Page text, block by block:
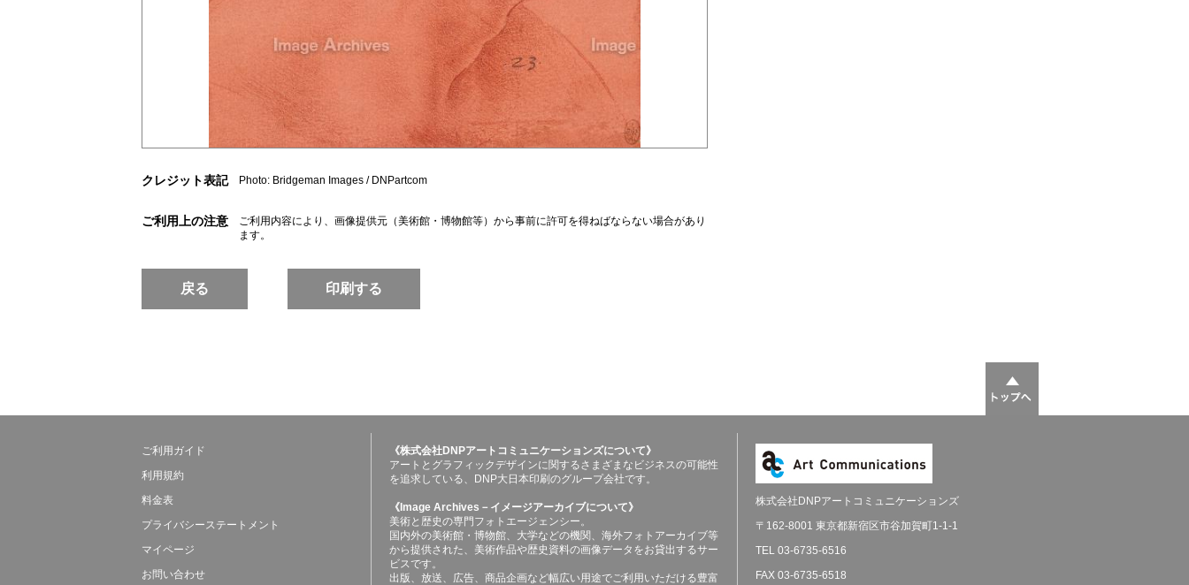
クレジット表記 Photo: Bridgeman Images / DNPartcom
ご利用上の注意
ご利用内容により、画像提供元（美術館・博物館等）から事前に許可を得ねばならない場合があり
ます。
戻る 印刷する
ご利用ガイド
利用規約
料金表
プライバシーステートメント
マイページ
お問い合わせ
《株式会社DNPアートコミュニケーションズについて》
アートとグラフィックデザインに関するさまざまなビジネスの可能性
を追求している、DNP大日本印刷のグループ会社です。
《Image Archives－イメージアーカイブについて》
美術と歴史の専門フォトエージェンシー。
国内外の美術館・博物館、大学などの機関、海外フォトアーカイブ等
から提供された、美術作品や歴史資料の画像データをお貸出するサー
ビスです。
出版、放送、広告、商品企画など幅広い用途でご利用いただける豊富
株式会社DNPアートコミュニケーションズ
〒162-8001 東京都新宿区市谷加賀町1-1-1
TEL 03-6735-6516
FAX 03-6735-6518